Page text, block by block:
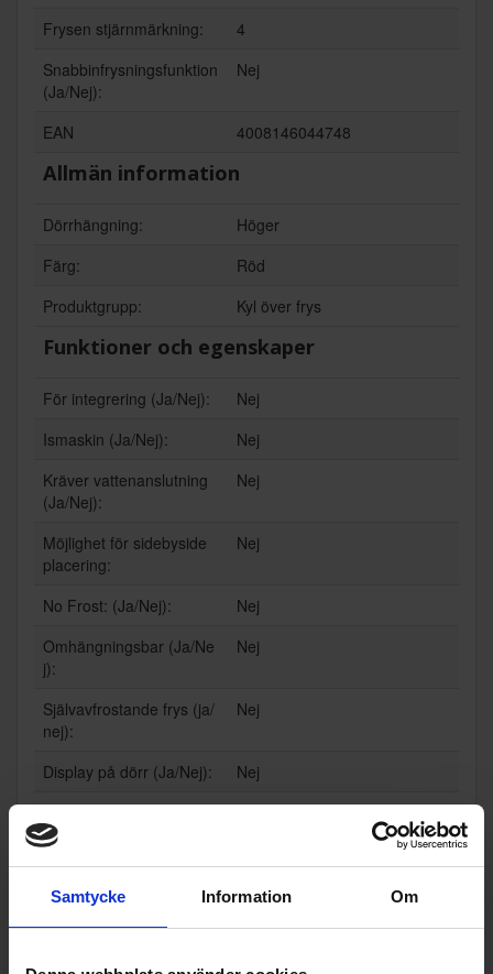
Samtycke Information Om
Frysen stjärnmärkning:
4
Snabbinfrysningsfunktion
(Ja/Nej):
Nej
EAN 4008146044748
Allmän information
Dörrhängning:
Höger
Färg:
Röd
Produktgrupp:
Kyl över frys
Funktioner och egenskaper
För integrering (Ja/Nej):
Nej
Ismaskin (Ja/Nej):
Nej
Kräver vattenanslutning
(Ja/Nej):
Nej
Möjlighet för sidebyside
placering:
Nej
No Frost: (Ja/Nej):
Nej
Omhängningsbar (Ja/Ne
j):
Nej
Självavfrostande frys (ja/
nej):
Nej
Display på dörr (Ja/Nej):
Nej
Wi-Fi anslutning (Ja/Nej):
Nej
Teknisk data
Infrysningskapacitet (kg/
24h):
2.4
Lagringskapacitet vid str
12